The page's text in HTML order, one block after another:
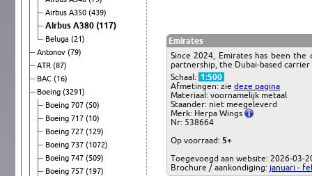
Airbus A350 (439)
Airbus A380 (117)
Beluga (21)
Antonov (79)
ATR (87)
BAC (16)
Boeing (3291)
Boeing 707 (50)
Boeing 717 (10)
Boeing 727 (129)
Boeing 737 (1072)
Boeing 747 (509)
Boeing 757 (197)
Emirates
Since 2024, Emirates has been
partnership, the Dubai-based
Schaal: 1:500
Afmetingen: zie deze pagina
Materiaal: voornamelijk metaal
Staander: niet meegeleverd
Merk: Herpa Wings
Nr: 538664
Op voorraad: 5+
Toegevoegd aan website: 2026-03-
Brochure / aankondiging: januari -